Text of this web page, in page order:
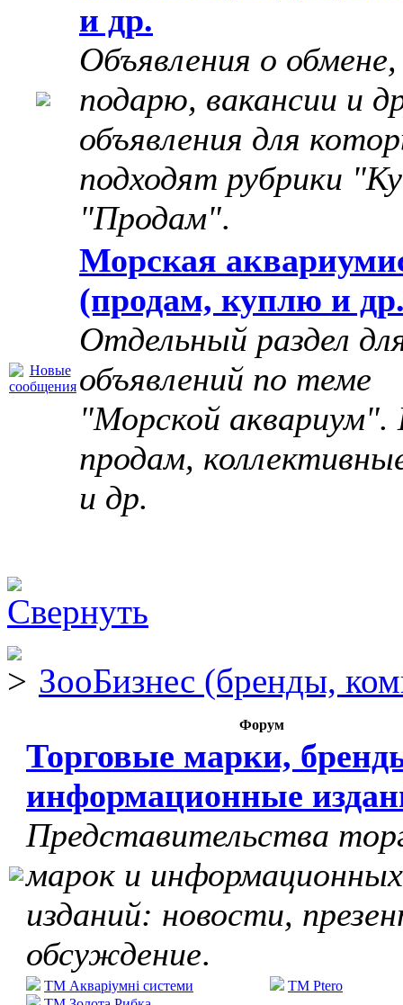
и др.
Объявления о обмене,
подарю, вакансии и
объявления для
подходят рубрики
"Продам".
Морская
(продам, куплю и
Отдельный раздел
объявлений по теме
"Морской аквариум".
продам,
и др.
ЗооБизнес (бренды,
Форум
Торговые марки,
информационные
Представительства
марок и информационных
изданий: новости,
обсуждение.
ТМ Акваріумні системи
TM Ptero